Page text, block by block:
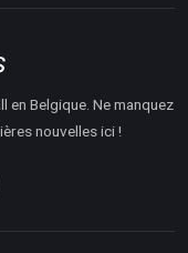
Belgique. Ne manquez
nouvelles ici !